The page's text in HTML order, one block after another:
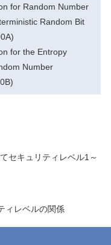
for Random Number
Random Bit
for the Entropy
Number
セキュリティレベル1～
ィレベルの関係